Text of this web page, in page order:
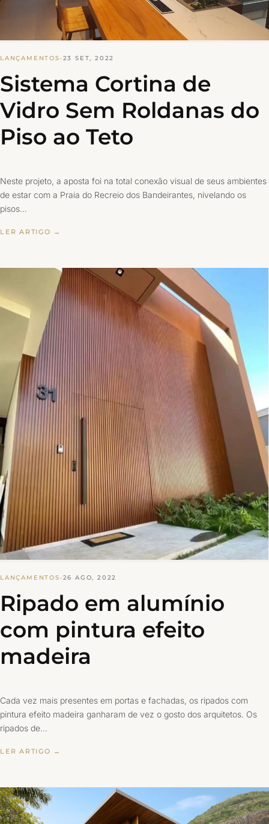
LANÇAMENTOS· 23 SET, 2022
Sistema Cortina de
Vidro Sem Roldanas do
Piso ao Teto
Neste projeto, a aposta foi na total conexão visual de seus ambientes
de estar com a Praia do Recreio dos Bandeirantes, nivelando os
pisos…
LER ARTIGO →
LANÇAMENTOS· 26 AGO, 2022
Ripado em alumínio
com pintura efeito
madeira
Cada vez mais presentes em portas e fachadas, os ripados com
pintura efeito madeira ganharam de vez o gosto dos arquitetos. Os
ripados de…
LER ARTIGO →